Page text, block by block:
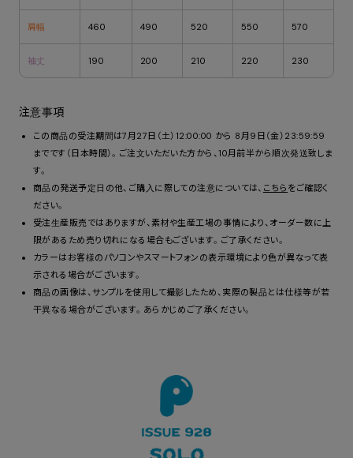
肩幅 460 490 520 550 570
袖丈 190 200 210 220 230
注意事項
この商品の受注期間は7月27日（土）12:00:00 から 8月9日（金）23:59:59
までです（日本時間）。ご注文いただいた方から、10月前半から順次発送致しま
す。
商品の発送予定日の他、ご購入に際しての注意については、 こちら をご確認く
ださい。
受注生産販売ではありますが、素材や生産工場の事情により、オーダー数に上
限があるため売り切れになる場合もございます。ご了承ください。
カラーはお客様のパソコンやスマートフォンの表示環境により色が異なって表
示される場合がございます。
商品の画像は、サンプルを使用して撮影したため、実際の製品とは仕様等が若
干異なる場合がございます。あらかじめご了承ください。